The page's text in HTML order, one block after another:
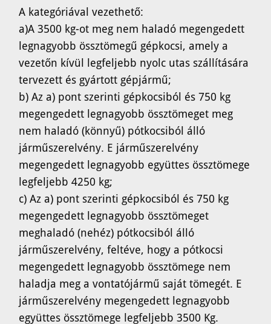
A kategóriával vezethető:
a)A 3500 kg-ot meg nem haladó megengedett
legnagyobb össztömegű gépkocsi, amely a
vezetőn kívül legfeljebb nyolc utas szállítására
tervezett és gyártott gépjármű;
b) Az a) pont szerinti gépkocsiból és 750 kg
megengedett legnagyobb össztömeget meg
nem haladó (könnyű) pótkocsiból álló
járműszerelvény. E járműszerelvény
megengedett legnagyobb együttes össztömege
legfeljebb 4250 kg;
c) Az a) pont szerinti gépkocsiból és 750 kg
megengedett legnagyobb össztömeget
meghaladó (nehéz) pótkocsiból álló
járműszerelvény, feltéve, hogy a pótkocsi
megengedett legnagyobb össztömege nem
haladja meg a vontatójármű saját tömegét. E
járműszerelvény megengedett legnagyobb
együttes össztömege legfeljebb 3500 Kg.